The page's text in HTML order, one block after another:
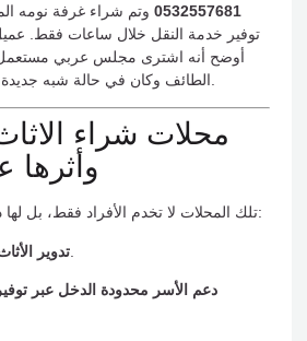
0532557681 وتم شراء غرفة نومه
توفير خدمة النقل خلال ساعات فقط.
أوضح أنه اشترى مجلس عربي
محلات شراء
وأثرها
تلك المحلات لا تخدم الأفراد فقط، بل لها دور اجتماعي وبيئي مهم:
تدوير
دعم الأسر محدودة الدخل عبر